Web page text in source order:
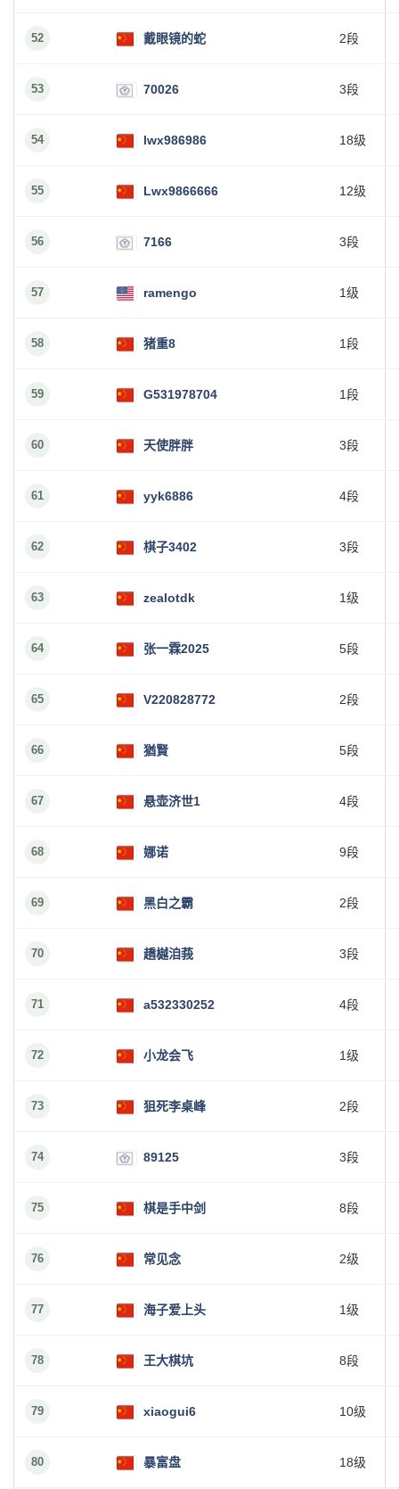
52 戴眼镜的蛇 2段
53 70026 3段
54 lwx986986 18级
55 Lwx9866666 12级
56 7166 3段
57 ramengo 1级
58 猪重8 1段
59 G531978704 1段
60 天使胖胖 3段
61 yyk6886 4段
62 棋子3402 3段
63 zealotdk 1级
64 张一霖2025 5段
65 V220828772 2段
66 猶賢 5段
67 悬壶济世1 4段
68 娜诺 9段
69 黑白之霸 2段
70 趫樾洎莪 3段
71 a532330252 4段
72 小龙会飞 1级
73 狙死李桌峰 2段
74 89125 3段
75 棋是手中剑 8段
76 常见念 2级
77 海子爱上头 1级
78 王大棋坑 8段
79 xiaogui6 10级
80 暴富盘 18级